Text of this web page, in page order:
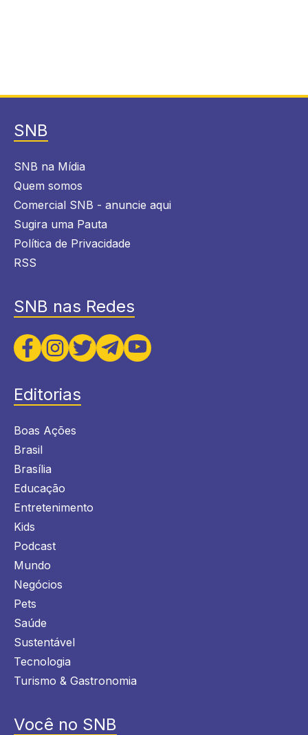
SNB
SNB na Mídia
Quem somos
Comercial SNB - anuncie aqui
Sugira uma Pauta
Política de Privacidade
RSS
SNB nas Redes
Editorias
Boas Ações
Brasil
Brasília
Educação
Entretenimento
Kids
Podcast
Mundo
Negócios
Pets
Saúde
Sustentável
Tecnologia
Turismo & Gastronomia
Você no SNB